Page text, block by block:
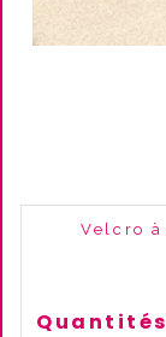
Velcro